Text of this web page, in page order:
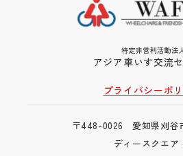
特定非営利活動法
アジア車いす交流
プライバシーポ
〒448-0026 愛知県刈谷
ディースクエア